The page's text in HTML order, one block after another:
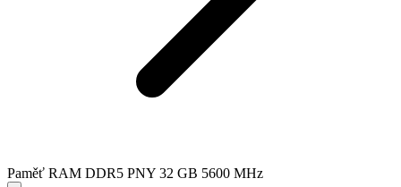
Paměť RAM DDR5 PNY 32 GB 5600 MHz